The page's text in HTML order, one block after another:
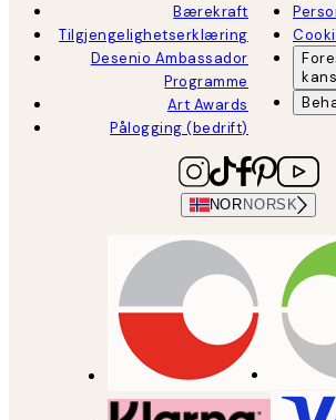
Bærekraft
Tilgjengelighetserklæring
Desenio Ambassador
Programme
Art Awards
Pålogging (bedrift)
NOR NORSK